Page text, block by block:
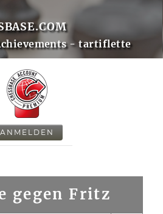
- tartiflette
ANMELDEN
gegen Fritz